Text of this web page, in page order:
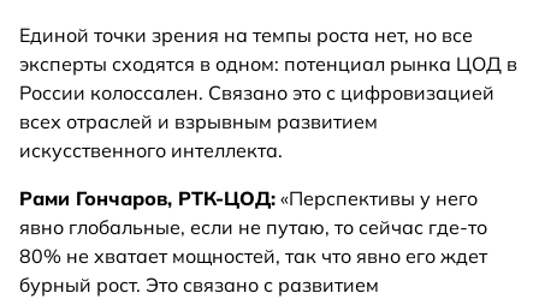
Единой точки зрения на темпы роста нет, но все
эксперты сходятся в одном: потенциал рынка ЦОД в
России колоссален. Связано это с цифровизацией
всех отраслей и взрывным развитием
искусственного интеллекта.
Рами Гончаров, РТК-ЦОД: «Перспективы у него
явно глобальные, если не путаю, то сейчас где-то
80% не хватает мощностей, так что явно его ждет
бурный рост. Это связано с развитием